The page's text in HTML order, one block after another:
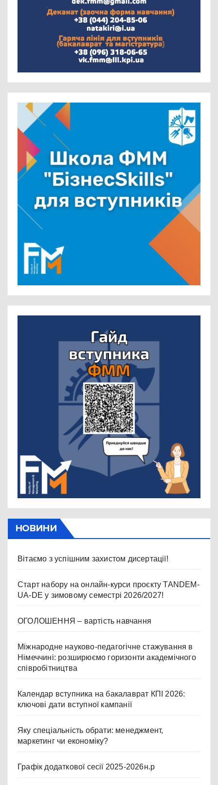
НОВИНИ
Вітаємо з успішним захистом дисертації!
Старт набору на онлайн-курси проєкту TANDEM-
UA-DE у зимовому семестрі 2026/2027!
ОГОЛОШЕННЯ – вартість навчання
Міжнародне науково-педагогічне стажування в
Німеччині: розширюємо горизонти академічного
співробітництва
Календар вступника на бакалаврат КПІ 2026:
ключові дати вступної кампанії
Яку спеціальність обрати: менеджмент,
маркетинг чи економіку?
Графік додаткової сесії 2025-2026н.р